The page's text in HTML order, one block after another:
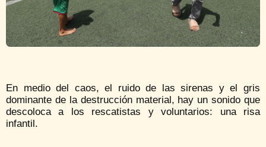
En medio del caos, el ruido de las sirenas y el gris
dominante de la destrucción material, hay un sonido que
descoloca a los rescatistas y voluntarios: una risa
infantil.